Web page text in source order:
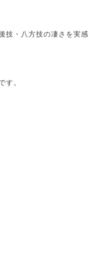
技・八方技の凄さを実感
す。